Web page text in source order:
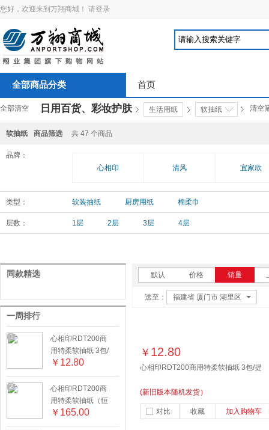
您好，欢迎来到万翔商城！ 请登录
全部商品分类 首页
全部清空 日用百货、彩妆护肤 生活用纸 软抽纸 清空
软抽纸 商品筛选 共 47 个商品
品牌：
心相印
清风 宜家欣
类型： 软装抽纸 厨房用纸 棉柔巾
层数： 1层 2层 3层 4层
同款精选
一周排行
1
心相印RDT200商
用特柔软抽纸 3包/
提
￥ 12.80
2
心相印RDT200商
用特柔软抽纸（恒
金）60包/箱
￥ 165.00
默认 价格 销量
送至： 福建省 厦门市 湖里区
￥ 12.80
心相印RDT200商用特柔软抽纸 3包/提
(新旧版本随机发货）
对比 收藏 加入购物车